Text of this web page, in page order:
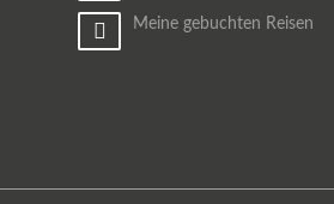
Meine gebuchten Reisen